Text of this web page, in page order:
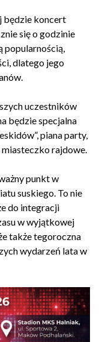
będzie koncert
się o godzinie
popularnością,
dlatego jego
uczestników
będzie specjalna
piana party,
rajdowe.
punkt w
suskiego. To nie
do integracji
w wyjątkowej
także tegoroczna
wydarzeń lata w